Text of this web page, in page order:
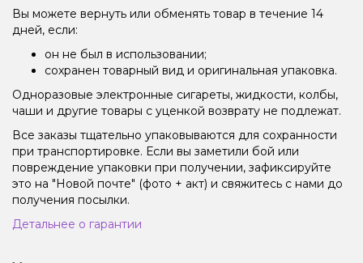
Вы можете вернуть или обменять товар в течение 14
дней, если:
он не был в использовании;
сохранен товарный вид и оригинальная упаковка.
Одноразовые электронные сигареты, жидкости, колбы,
чаши и другие товары с уценкой возврату не подлежат.
Все заказы тщательно упаковываются для сохранности
при транспортировке. Если вы заметили бой или
повреждение упаковки при получении, зафиксируйте
это на "Новой почте" (фото + акт) и свяжитесь с нами до
получения посылки.
Детальнее о гарантии